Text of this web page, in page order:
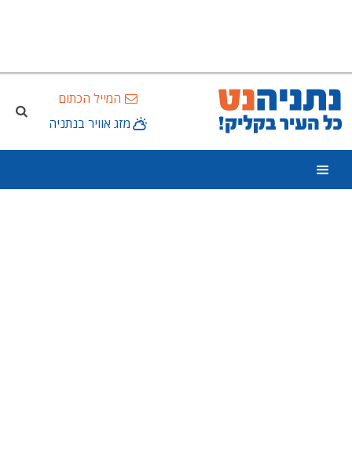
המייל הכתום
מזג אוויר בנתניה